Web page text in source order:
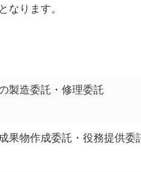
なります。
製造委託・修理委託
果物作成委託・役務提供委